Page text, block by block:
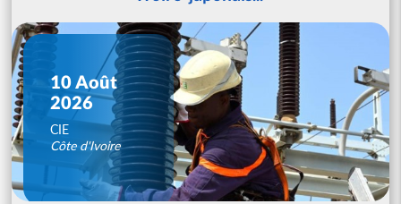
10 Août
2026
CIE
Côte d'Ivoire